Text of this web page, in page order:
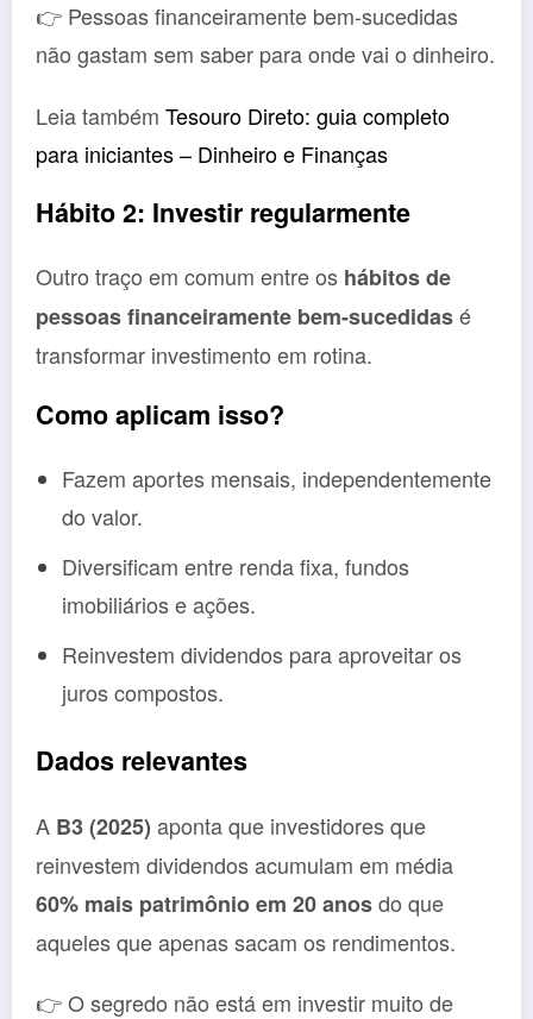
👉 Pessoas financeiramente bem-sucedidas
não gastam sem saber para onde vai o dinheiro.
Leia também Tesouro Direto: guia completo
para iniciantes – Dinheiro e Finanças
Hábito 2: Investir regularmente
Outro traço em comum entre os hábitos de
pessoas financeiramente bem-sucedidasé
transformar investimento em rotina.
Como aplicam isso?
Fazem aportes mensais, independentemente
do valor.
Diversificam entre renda fixa, fundos
imobiliários e ações.
Reinvestem dividendos para aproveitar os
juros compostos.
Dados relevantes
A B3 (2025) aponta que investidores que
reinvestem dividendos acumulam em média
60% mais patrimônio em 20 anosdo que
aqueles que apenas sacam os rendimentos.
👉 O segredo não está em investir muito de